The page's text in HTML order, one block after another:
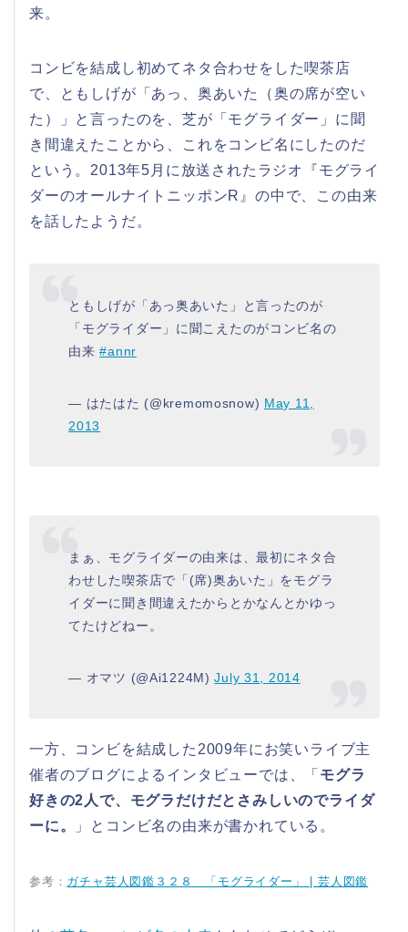
来。
コンビを結成し初めてネタ合わせをした喫茶店
で、ともしげが「あっ、奥あいた（奥の席が空い
た）」と言ったのを、芝が「モグライダー」に聞
き間違えたことから、これをコンビ名にしたのだ
という。2013年5月に放送されたラジオ『モグライ
ダーのオールナイトニッポンR』の中で、この由来
を話したようだ。
ともしげが「あっ奥あいた」と言ったのが
「モグライダー」に聞こえたのがコンビ名の
由来#annr
— はたはた (@kremomosnow) May 11,
2013
まぁ、モグライダーの由来は、最初にネタ合
わせした喫茶店で「(席)奥あいた」をモグラ
イダーに聞き間違えたからとかなんとかゆっ
てたけどねー。
— オマツ (@Ai1224M)July 31, 2014
一方、コンビを結成した2009年にお笑いライブ主
催者のブログによるインタビューでは、「 モグラ
好きの2人で、モグラだけだとさみしいのでライダ
ーに。
」とコンビ名の由来が書かれている。
参考： ガチャ芸人図鑑３２８ 「モグライダー」 | 芸人図鑑